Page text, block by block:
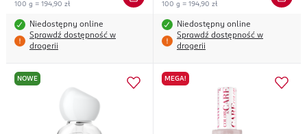
100 g = 194,90 zł
Niedostępny online
Sprawdź dostępność w
drogerii
100 g = 194,90 zł
Niedostępny online
Sprawdź dostępność w
drogerii
NOWE MEGA!